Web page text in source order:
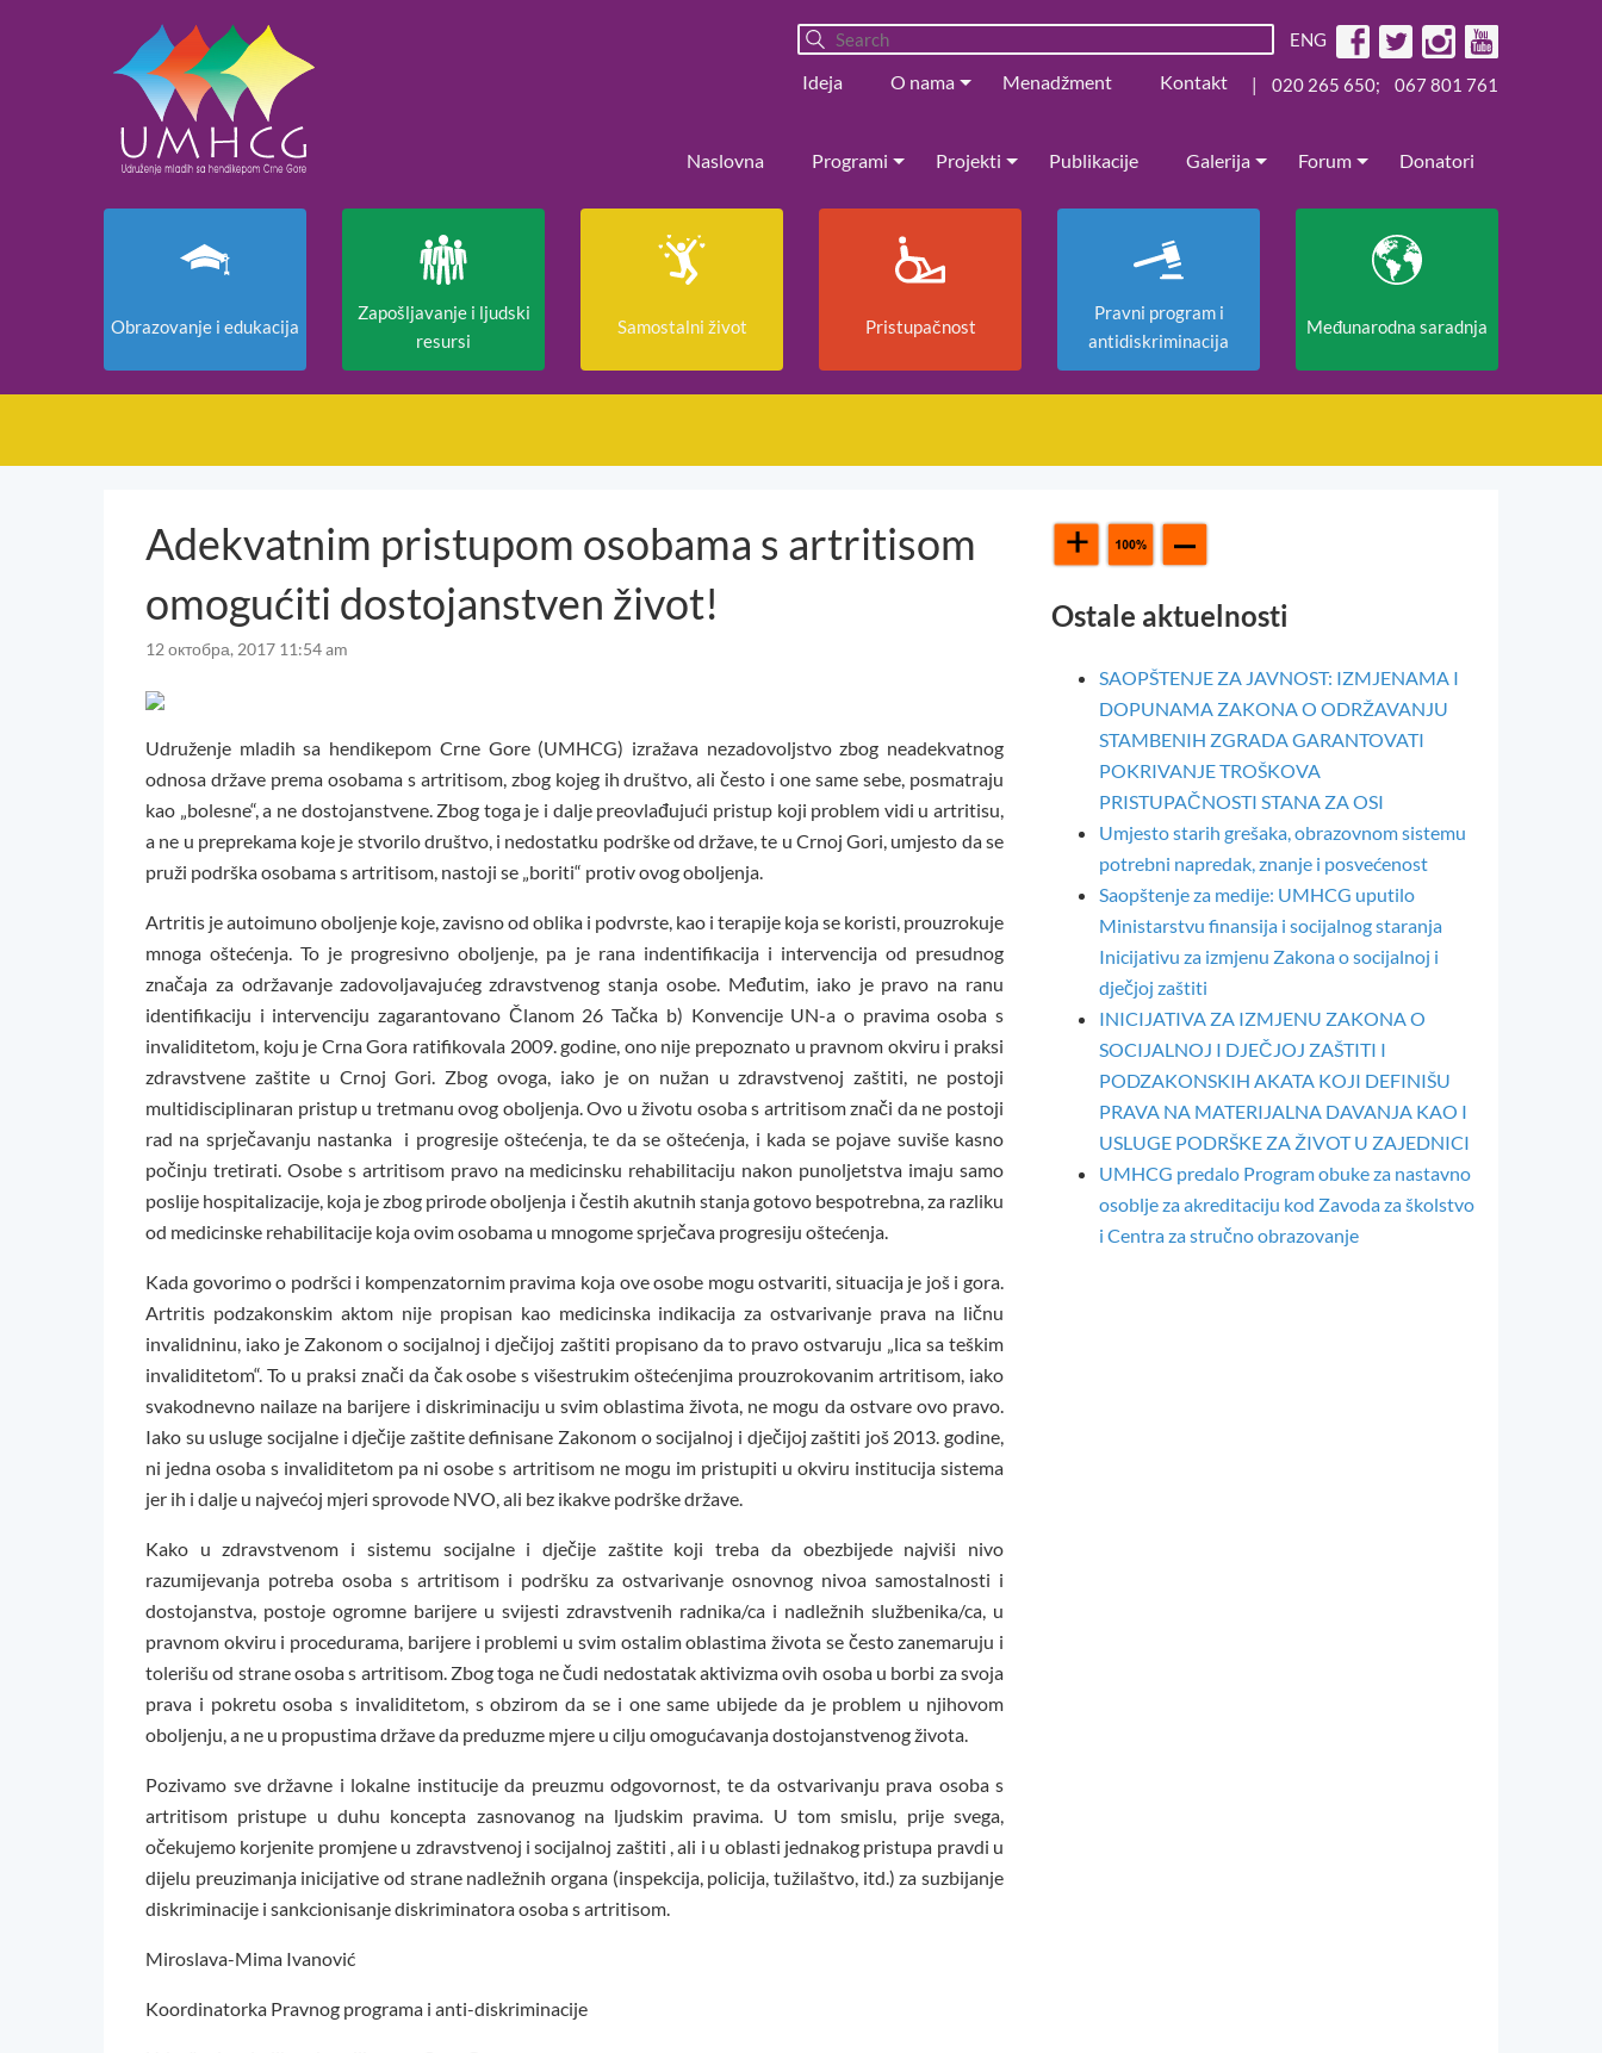
ENG
Ideja O nama Menadžment Kontakt | 020 265 650; 067 801 761
Naslovna Programi Projekti Publikacije Galerija Forum Donatori
Obrazovanje i edukacija
Zapošljavanje i ljudski
resursi
Samostalni život Pristupačnost
Pravni program i
antidiskriminacija
Međunarodna saradnja
Adekvatnim pristupom osobama s artritisom
omogućiti dostojanstven život!
12 октобра, 2017 11:54 am
Udruženje mladih sa hendikepom Crne Gore (UMHCG) izražava nezadovoljstvo zbog neadekvatnog
odnosa države prema osobama s artritisom, zbog kojeg ih društvo, ali često i one same sebe, posmatraju
kao „bolesne“, a ne dostojanstvene. Zbog toga je i dalje preovlađujući pristup koji problem vidi u artritisu,
a ne u preprekama koje je stvorilo društvo, i nedostatku podrške od države, te u Crnoj Gori, umjesto da se
pruži podrška osobama s artritisom, nastoji se „boriti“ protiv ovog oboljenja.
Artritis je autoimuno oboljenje koje, zavisno od oblika i podvrste, kao i terapije koja se koristi, prouzrokuje
mnoga oštećenja. To je progresivno oboljenje, pa je rana indentifikacija i intervencija od presudnog
značaja za održavanje zadovoljavajućeg zdravstvenog stanja osobe. Međutim, iako je pravo na ranu
identifikaciju i intervenciju zagarantovano Članom 26 Tačka b) Konvencije UN-a o pravima osoba s
invaliditetom, koju je Crna Gora ratifikovala 2009. godine, ono nije prepoznato u pravnom okviru i praksi
zdravstvene zaštite u Crnoj Gori. Zbog ovoga, iako je on nužan u zdravstvenoj zaštiti, ne postoji
multidisciplinaran pristup u tretmanu ovog oboljenja. Ovo u životu osoba s artritisom znači da ne postoji
rad na sprječavanju nastanka i progresije oštećenja, te da se oštećenja, i kada se pojave suviše kasno
počinju tretirati. Osobe s artritisom pravo na medicinsku rehabilitaciju nakon punoljetstva imaju samo
poslije hospitalizacije, koja je zbog prirode oboljenja i čestih akutnih stanja gotovo bespotrebna, za razliku
od medicinske rehabilitacije koja ovim osobama u mnogome sprječava progresiju oštećenja.
Kada govorimo o podršci i kompenzatornim pravima koja ove osobe mogu ostvariti, situacija je još i gora.
Artritis podzakonskim aktom nije propisan kao medicinska indikacija za ostvarivanje prava na ličnu
invalidninu, iako je Zakonom o socijalnoj i dječijoj zaštiti propisano da to pravo ostvaruju „lica sa teškim
invaliditetom“. To u praksi znači da čak osobe s višestrukim oštećenjima prouzrokovanim artritisom, iako
svakodnevno nailaze na barijere i diskriminaciju u svim oblastima života, ne mogu da ostvare ovo pravo.
Iako su usluge socijalne i dječije zaštite definisane Zakonom o socijalnoj i dječijoj zaštiti još 2013. godine,
ni jedna osoba s invaliditetom pa ni osobe s artritisom ne mogu im pristupiti u okviru institucija sistema
jer ih i dalje u najvećoj mjeri sprovode NVO, ali bez ikakve podrške države.
Kako u zdravstvenom i sistemu socijalne i dječije zaštite koji treba da obezbijede najviši nivo
razumijevanja potreba osoba s artritisom i podršku za ostvarivanje osnovnog nivoa samostalnosti i
dostojanstva, postoje ogromne barijere u svijesti zdravstvenih radnika/ca i nadležnih službenika/ca, u
pravnom okviru i procedurama, barijere i problemi u svim ostalim oblastima života se često zanemaruju i
tolerišu od strane osoba s artritisom. Zbog toga ne čudi nedostatak aktivizma ovih osoba u borbi za svoja
prava i pokretu osoba s invaliditetom, s obzirom da se i one same ubijede da je problem u njihovom
oboljenju, a ne u propustima države da preduzme mjere u cilju omogućavanja dostojanstvenog života.
Pozivamo sve državne i lokalne institucije da preuzmu odgovornost, te da ostvarivanju prava osoba s
artritisom pristupe u duhu koncepta zasnovanog na ljudskim pravima. U tom smislu, prije svega,
očekujemo korjenite promjene u zdravstvenoj i socijalnoj zaštiti , ali i u oblasti jednakog pristupa pravdi u
dijelu preuzimanja inicijative od strane nadležnih organa (inspekcija, policija, tužilaštvo, itd.) za suzbijanje
diskriminacije i sankcionisanje diskriminatora osoba s artritisom.
Miroslava-Mima Ivanović
Koordinatorka Pravnog programa i anti-diskriminacije
Ostale aktuelnosti
SAOPŠTENJE ZA JAVNOST: IZMJENAMA I
DOPUNAMA ZAKONA O ODRŽAVANJU
STAMBENIH ZGRADA GARANTOVATI
POKRIVANJE TROŠKOVA
PRISTUPAČNOSTI STANA ZA OSI
Umjesto starih grešaka, obrazovnom sistemu
potrebni napredak, znanje i posvećenost
Saopštenje za medije: UMHCG uputilo
Ministarstvu finansija i socijalnog staranja
Inicijativu za izmjenu Zakona o socijalnoj i
dječjoj zaštiti
INICIJATIVA ZA IZMJENU ZAKONA O
SOCIJALNOJ I DJEČJOJ ZAŠTITI I
PODZAKONSKIH AKATA KOJI DEFINIŠU
PRAVA NA MATERIJALNA DAVANJA KAO I
USLUGE PODRŠKE ZA ŽIVOT U ZAJEDNICI
UMHCG predalo Program obuke za nastavno
osoblje za akreditaciju kod Zavoda za školstvo
i Centra za stručno obrazovanje